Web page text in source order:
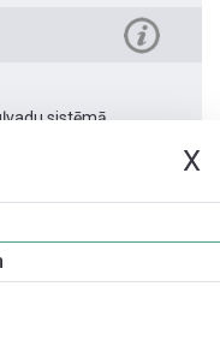
X
sistēmā.